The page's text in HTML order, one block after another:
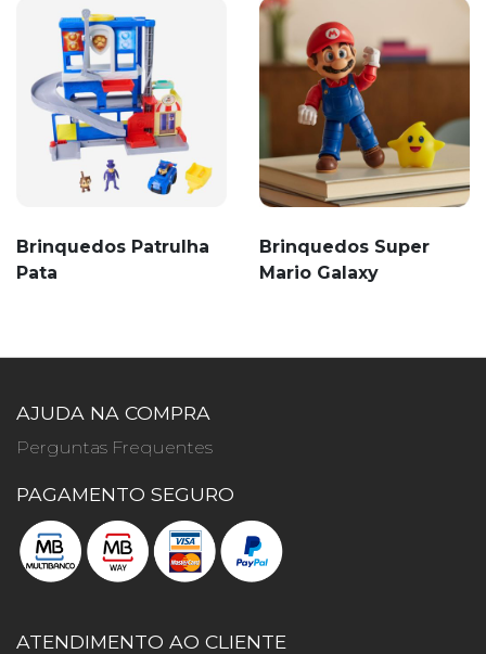
Brinquedos Patrulha
Pata
Brinquedos Super
Mario Galaxy
AJUDA NA COMPRA
Perguntas Frequentes
PAGAMENTO SEGURO
ATENDIMENTO AO CLIENTE